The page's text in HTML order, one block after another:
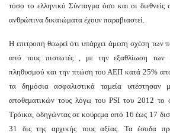
τόσο το ελληνικό Σύνταγμα όσο και οι διεθνείς
ανθρώπινα δικαιώματα έχουν παραβιαστεί.
Η επιτροπή θεωρεί ότι υπάρχει άμεση σχέση των
από τους πιστωτές , με την εξαθλίωση των
πληθυσμού και την πτώση του ΑΕΠ κατά 25%
τα δημόσια ασφαλιστικά ταμεία υπέστησαν
αποθεματικών τους λόγω του PSI του 2012 το
Τρόικα, οδηγώντας σε κούρεμα από 16 έως 17
31 δις της αρχικής τους αξίας. Τα έσοδα